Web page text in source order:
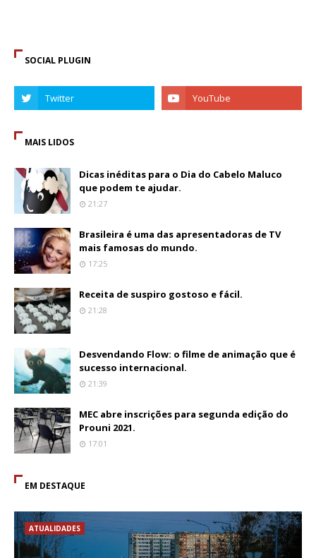
SOCIAL PLUGIN
MAIS LIDOS
Dicas inéditas para o Dia do Cabelo Maluco
que podem te ajudar.
21:27
Brasileira é uma das apresentadoras de TV
mais famosas do mundo.
17:25
Receita de suspiro gostoso e fácil.
21:28
Desvendando Flow: o filme de animação que é
sucesso internacional.
21:39
MEC abre inscrições para segunda edição do
Prouni 2021.
17:01
EM DESTAQUE
ATUALIDADES